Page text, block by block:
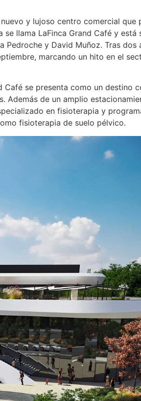
y lujoso centro comercial que
llama LaFinca Grand Café y está
y David Muñoz. Tras dos
marcando un hito en el
se presenta como un destino
Además de un amplio
en fisioterapia y
fisioterapia de suelo pélvico.